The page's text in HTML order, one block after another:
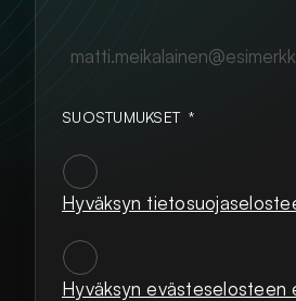
SUOSTUMUKSET *
Hyväksyn
SUOSTUMUKSET
Hyväksyn evästeselosteen